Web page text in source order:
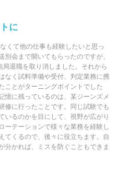
に
くて他の仕事も経験したいと思っ
会まで開いてもらったのですが、
退職を取り消しました。それから
なく試料準備や受付、判定業務に携
ことがターニングポイントでした
憶に残っているのは、某ジーンズメ
修に行ったことです。同じ試験でも
いるのかを目にして、視野が広がり
ーテーションで様々な業務を経験し
てくるので、後々に役立ちます。自
分かれば、ミスを防ぐこともできま